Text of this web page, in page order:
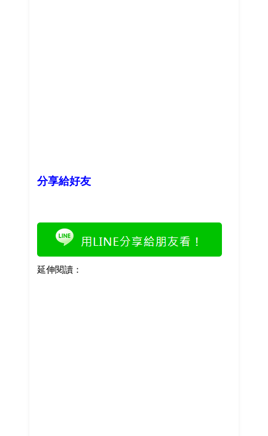
分享給好友
延伸閱讀：